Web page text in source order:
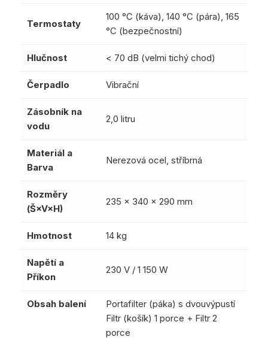
Termostaty
100 °C (káva), 140 °C (pára), 165
°C (bezpečnostní)
Hlučnost < 70 dB (velmi tichý chod)
Čerpadlo Vibrační
Zásobník na
vodu
2,0 litru
Materiál a
Barva
Nerezová ocel, stříbrná
Rozměry
(Š×V×H)
235 × 340 × 290 mm
Hmotnost 14 kg
Napětí a
Příkon
230 V / 1 150 W
Obsah balení
Portafilter (páka) s dvouvýpustí
Filtr (košík) 1 porce + Filtr 2
porce